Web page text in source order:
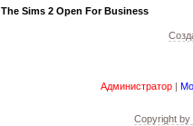
The Sims 2 Open For Business
Администратор
Copyright by